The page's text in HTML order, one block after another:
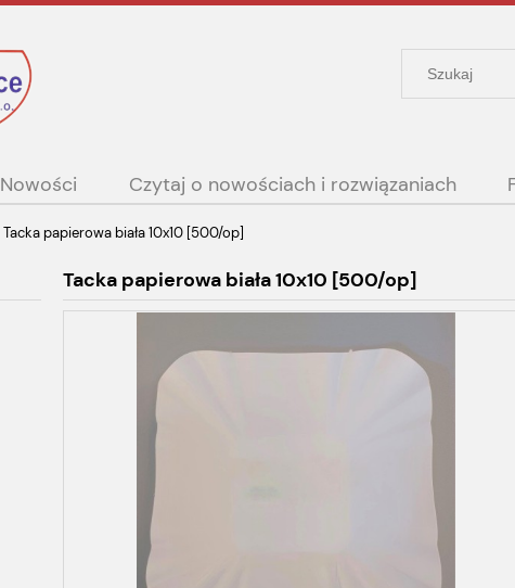
Nowości Czytaj o nowościach i rozwiązaniach
Tacka papierowa biała 10x10 [500/op]
Tacka papierowa biała 10x10 [500/op]